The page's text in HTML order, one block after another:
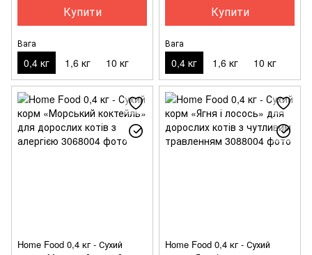
Купити
Вага
0,4 кг 1,6 кг 10 кг
Купити
Вага
0,4 кг 1,6 кг 10 кг
Home Food 0,4 кг - Сухий
Home Food 0,4 кг - Сухий